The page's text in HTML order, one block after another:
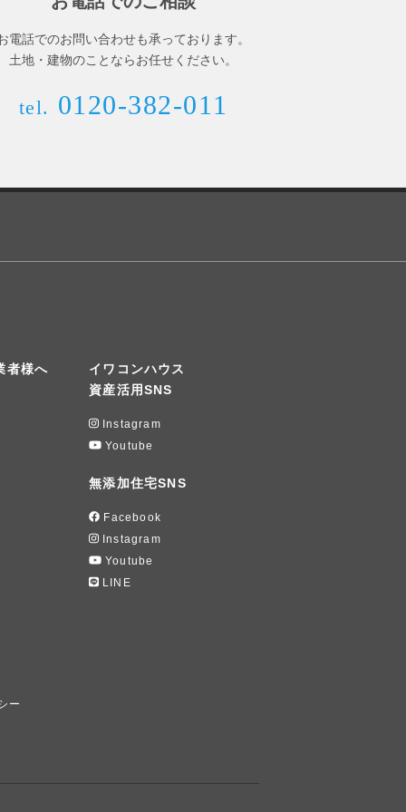
電話でのお問い合わせも承っております。
土地・建物のことならお任せください。
tel. 0120-382-011
者様へ
イワコンハウス
資産活用SNS
Instagram
Youtube
無添加住宅SNS
Facebook
Instagram
Youtube
LINE
ー